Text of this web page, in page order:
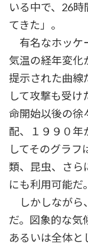
いる中で、26
てきた」。
有名なホッケ
気温の経年変化
提示された曲線
して攻撃も受
命開始以後の徐
配、１９９０年
してそのグラ
類、昆虫、さら
にも利用可能だ。
しかしながら
だ。図象的な気
あるいは全体と